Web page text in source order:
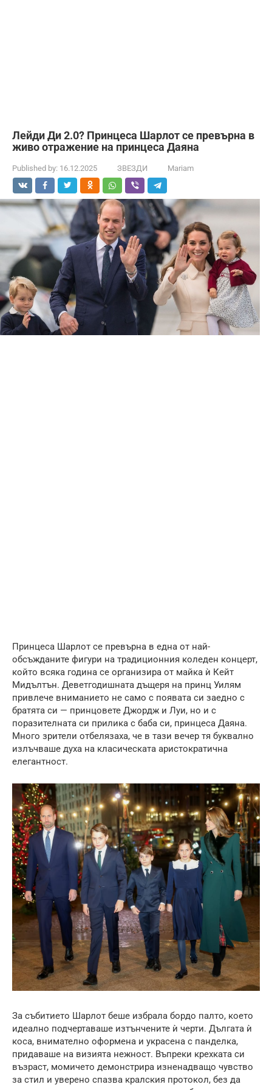
Лейди Ди 2.0? Принцеса Шарлот се превърна в
живо отражение на принцеса Даяна
Published by: 16.12.2025 ЗВЕЗДИ Mariam
Принцеса Шарлот се превърна в една от най-
обсъжданите фигури на традиционния коледен концерт,
който всяка година се организира от майка ѝ Кейт
Мидълтън. Деветгодишната дъщеря на принц Уилям
привлече вниманието не само с появата си заедно с
братята си — принцовете Джордж и Луи, но и с
поразителната си прилика с баба си, принцеса Даяна.
Много зрители отбелязаха, че в тази вечер тя буквално
излъчваше духа на класическата аристократична
елегантност.
За събитието Шарлот беше избрала бордо палто, което
идеално подчертаваше изтънчените ѝ черти. Дългата ѝ
коса, внимателно оформена и украсена с панделка,
придаваше на визията нежност. Въпреки крехката си
възраст, момичето демонстрира изненадващо чувство
за стил и уверено спазва кралския протокол, без да